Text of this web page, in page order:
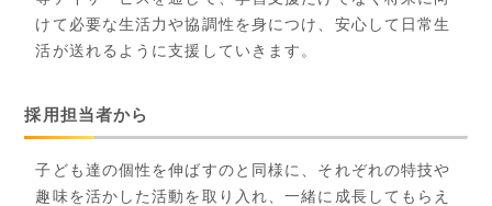
けて必要な生活力や協調性を身につけ、安心して日常生
活が送れるように支援していきます。
採用担当者から
子ども達の個性を伸ばすのと同様に、それぞれの特技や
趣味を活かした活動を取り入れ、一緒に成長してもらえ